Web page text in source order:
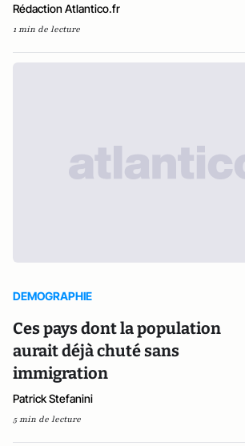
Rédaction Atlantico.fr
1 min de lecture
DEMOGRAPHIE
Ces pays dont la population
aurait déjà chuté sans
immigration
Patrick Stefanini
5 min de lecture